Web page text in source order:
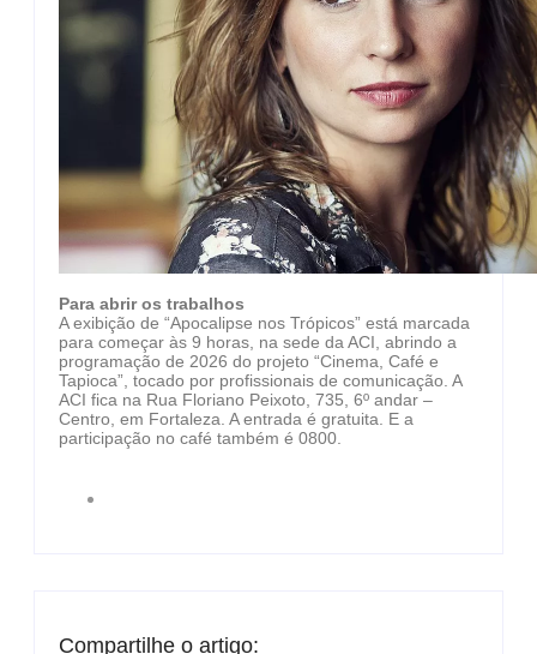
Para abrir os trabalhos
A exibição de “Apocalipse nos Trópicos” está marcada
para começar às 9 horas, na sede da ACI, abrindo a
programação de 2026 do projeto “Cinema, Café e
Tapioca”, tocado por profissionais de comunicação. A
ACI fica na Rua Floriano Peixoto, 735, 6º andar –
Centro, em Fortaleza. A entrada é gratuita. E a
participação no café também é 0800.
Compartilhe o artigo: